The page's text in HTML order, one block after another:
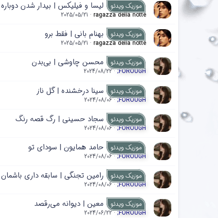
موزیک ویدئو لیسا و فیلیکس | بیدار شدن دوباره
ragazza della notte
2025/05/21
موزیک ویدئو بهنام بانی | فقط برو
ragazza della notte
2025/05/21
موزیک ویدئو محسن چاوشی | بی‌بدن
;FOROUGH
2024/08/22
موزیک ویدئو سینا درخشنده | گل ناز
;FOROUGH
2024/08/06
موزیک ویدئو سجاد حسینی | رگ قصه رنگ
;FOROUGH
2024/08/06
موزیک ویدئو حامد همایون | سودای تو
;FOROUGH
2024/08/06
موزیک ویدئو رامین تجنگی | سابقه داری باشمان
;FOROUGH
2024/08/06
موزیک ویدئو معین | دیوانه می‌رقصد
;FOROUGH
2024/06/22